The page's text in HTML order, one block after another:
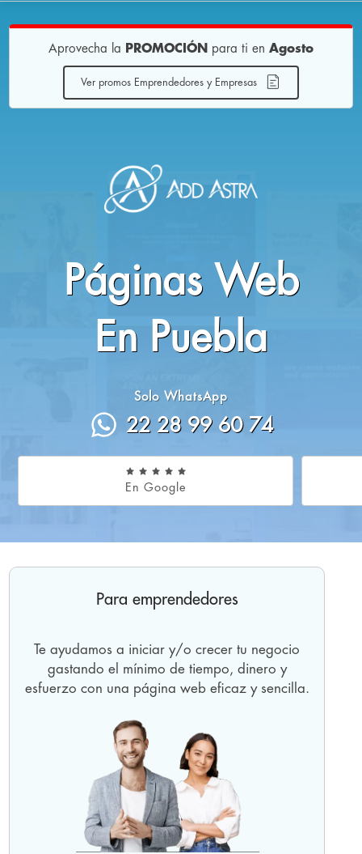
Aprovecha la PROMOCIÓN para ti en Agosto
Ver promos Emprendedores y Empresas
Páginas Web
En Puebla
Solo WhatsApp
22 28 99 60 74
En Google
Para emprendedores
Te ayudamos a iniciar y/o crecer tu negocio
gastando el mínimo de tiempo, dinero y
esfuerzo con una página web eficaz y sencilla.